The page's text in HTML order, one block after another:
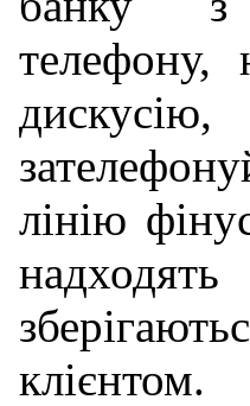
телефону,
дискусію,
лінію
клієнтом.